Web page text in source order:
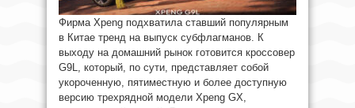
Фирма Xpeng подхватила ставший популярным
в Китае тренд на выпуск субфлагманов. К
выходу на домашний рынок готовится кроссовер
G9L, который, по сути, представляет собой
укороченную, пятиместную и более доступную
версию трехрядной модели Xpeng GX,